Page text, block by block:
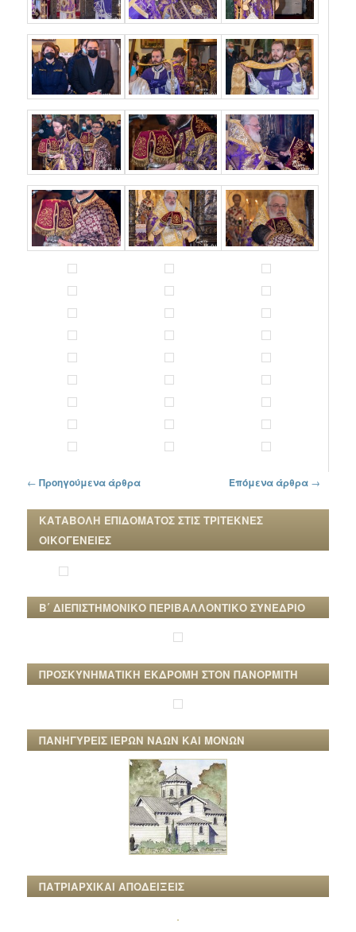
Πλοήγηση στα άρθρα
← Προηγούμενα άρθρα Επόμενα άρθρα →
ΚΑΤΑΒΟΛΗ ΕΠΙΔΟΜΑΤΟΣ ΣΤΙΣ ΤΡΙΤΕΚΝΕΣ
ΟΙΚΟΓΕΝΕΙΕΣ
Β΄ ΔΙΕΠΙΣΤΗΜΟΝΙΚΟ ΠΕΡΙΒΑΛΛΟΝΤΙΚΟ ΣΥΝΕΔΡΙΟ
ΠΡΟΣΚΥΝΗΜΑΤΙΚΗ ΕΚΔΡΟΜΗ ΣΤΟΝ ΠΑΝΟΡΜΙΤΗ
ΠΑΝΗΓΥΡΕΙΣ ΙΕΡΩΝ ΝΑΩΝ ΚΑΙ ΜΟΝΩΝ
ΠΑΤΡΙΑΡΧΙΚΑΙ ΑΠΟΔΕΙΞΕΙΣ